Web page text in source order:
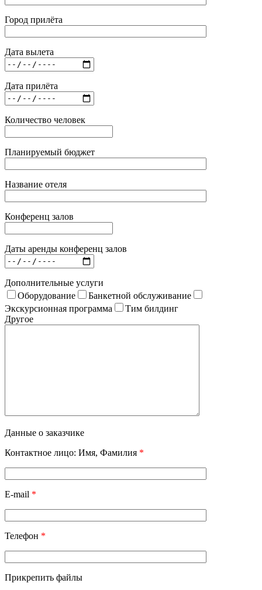
Город прилёта
Дата вылета
Дата прилёта
Количество человек
Планируемый бюджет
Название отеля
Конференц залов
Даты аренды конференц залов
Дополнительные услуги
Оборудование
Банкетной обслуживание
Экскурсионная программа
Тим билдинг
Другое
Данные о заказчике
Контактное лицо: Имя, Фамилия *
E-mail *
Телефон *
Прикрепить файлы